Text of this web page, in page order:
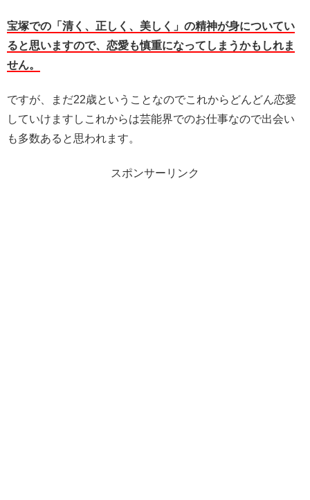
宝塚での「清く、正しく、美しく」の精神が身についてい
ると思いますので、恋愛も慎重になってしまうかもしれま
せん。
ですが、まだ22歳ということなのでこれからどんどん恋愛
していけますしこれからは芸能界でのお仕事なので出会い
も多数あると思われます。
スポンサーリンク